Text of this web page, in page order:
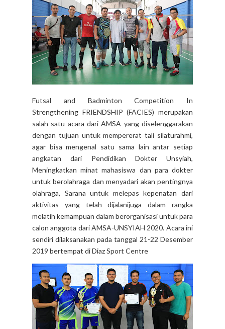
Futsal and Badminton Competition In
Strengthening FRIENDSHIP (FACIES) merupakan
salah satu acara dari AMSA yang diselenggarakan
dengan tujuan untuk mempererat tali silaturahmi,
agar bisa mengenal satu sama lain antar setiap
angkatan dari Pendidikan Dokter Unsyiah,
Meningkatkan minat mahasiswa dan para dokter
untuk berolahraga dan menyadari akan pentingnya
olahraga, Sarana untuk melepas kepenatan dari
aktivitas yang telah dijalanijuga dalam rangka
melatih kemampuan dalam berorganisasi untuk para
calon anggota dari AMSA-UNSYIAH 2020. Acara ini
sendiri dilaksanakan pada tanggal 21-22 Desember
2019 bertempat di Diaz Sport Centre